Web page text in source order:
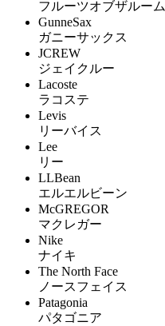
フルーツオブザルーム
GunneSax
ガニーサックス
JCREW
ジェイクルー
Lacoste
ラコステ
Levis
リーバイス
Lee
リー
LLBean
エルエルビーン
McGREGOR
マクレガー
Nike
ナイキ
The North Face
ノースフェイス
Patagonia
パタゴニア